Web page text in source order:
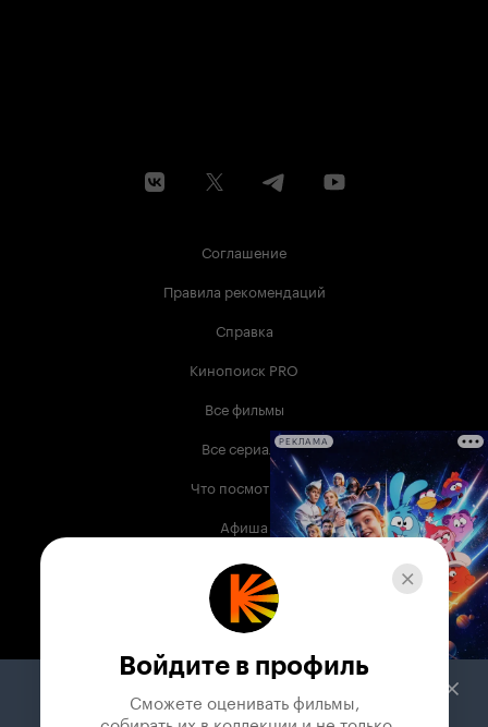
Соглашение
Правила рекомендаций
Справка
Кинопоиск PRO
Все фильмы
Все сериалы
Что посмотреть
Афиша
Музыка
Телепрограмма
Служба поддержки
РЕКЛАМА
Войдите в профиль
Сможете оценивать фильмы,